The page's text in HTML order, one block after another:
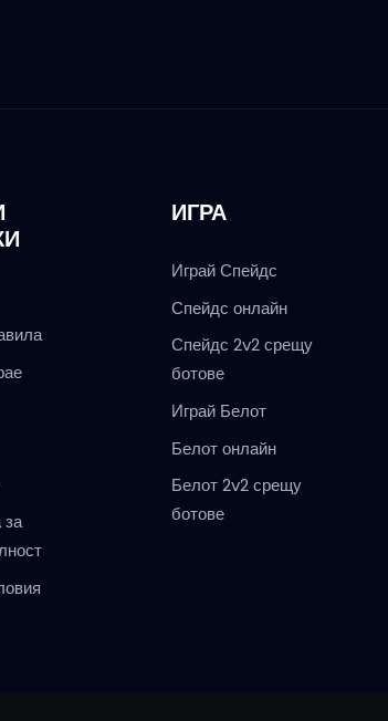
за
ИГРА
Играй Спейдс
Спейдс онлайн
Спейдс 2v2 срещу
ботове
Играй Белот
Белот онлайн
Белот 2v2 срещу
ботове